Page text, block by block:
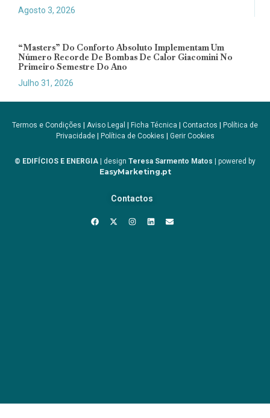
Agosto 3, 2026
“Masters” Do Conforto Absoluto Implementam Um
Número Recorde De Bombas De Calor Giacomini No
Primeiro Semestre Do Ano
Julho 31, 2026
Termos e Condições | Aviso Legal | Ficha Técnica | Contactos | Política de
Privacidade| Política de Cookies | Gerir Cookies
© EDIFÍCIOS E ENERGIA | design Teresa Sarmento Matos | powered by
EasyMarketing.pt
Contactos